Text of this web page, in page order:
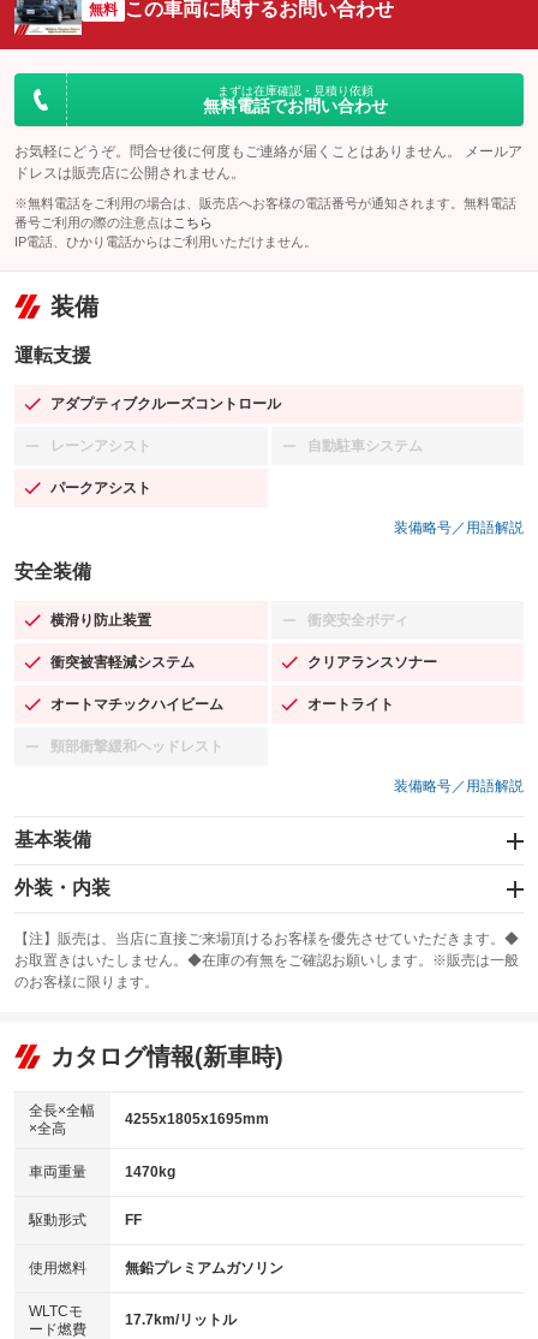
無料 この車両に関するお問い合わせ
まずは在庫確認・見積り依頼
無料電話でお問い合わせ
お気軽にどうぞ。問合せ後に何度もご連絡が届くことはありません。 メールア
ドレスは販売店に公開されません。
※無料電話をご利用の場合は、販売店へお客様の電話番号が通知されます。無料電話
番号ご利用の際の注意点は こちら
IP電話、ひかり電話からはご利用いただけません。
装備
運転支援
アダプティブクルーズコントロール
：装備あり
レーンアシスト
：装備なし 自動駐車システム
：装備なし
パークアシスト
：装備あり
装備略号／用語解説
安全装備
横滑り防止装置
：装備あり 衝突安全ボディ
：装備なし
衝突被害軽減システム
：装備あり クリアランスソナー
：装備あり
オートマチックハイビーム
：装備あり オートライト
：装備あり
頸部衝撃緩和ヘッドレスト
：装備なし
装備略号／用語解説
基本装備
エアバッグ：運転席/助手席/サイド
：装備あり
：装備なし
サンルーフ
：装備なし ABS
リフトアップ
：装備なし
：装備なし
パワーウィンドウ
アイドリングストップ
：装備あり
USB入力端子
：装備あり
100V電源
：装備なし
センターデフロック
：装備なし
外装・内装
カーナビ：メモリーナビ他
：装備あり
TV
：装備なし
ビジュアル
：装備なし
：装備あり
革シート
キーレス
HID(キセノンライト)
：装備なし
バックカメラ
：装備あり
エアロ
：装備なし
【注】販売は、当店に直接ご来場頂けるお客様を優先させていただきます。◆
お取置きはいたしません。◆在庫の有無をご確認お願いします。※販売は一般
のお客様に限ります。
カタログ情報(新車時)
全長×全幅
×全高
4255x1805x1695mm
車両重量 1470kg
駆動形式 FF
使用燃料 無鉛プレミアムガソリン
WLTCモ
ード燃費
17.7km/リットル